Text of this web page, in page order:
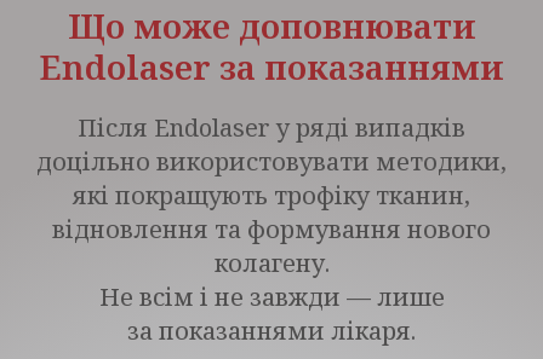
Що може доповнювати
Endolaser за показаннями
Після Endolaser у ряді випадків
доцільно використовувати методики,
які покращують трофіку тканин,
відновлення та формування нового
колагену.
Не всім і не завжди — лише
за показаннями лікаря.